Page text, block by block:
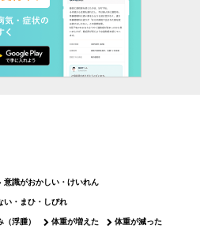
意識がおかしい・けいれん
い・まひ・しびれ
（浮腫） 体重が増えた 体重が減った